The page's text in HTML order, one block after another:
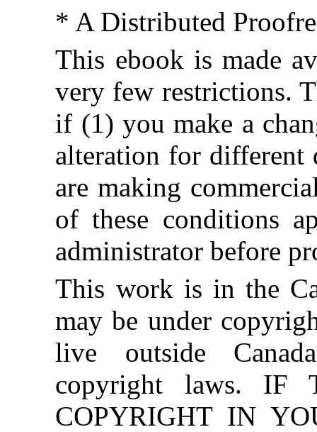
* A Distributed
This ebook is made
very few restrictions.
if (1) you make a
alteration for different
are making
of these conditions
administrator before
This work is in the
may be under
live outside
copyright laws. IF
COPYRIGHT IN